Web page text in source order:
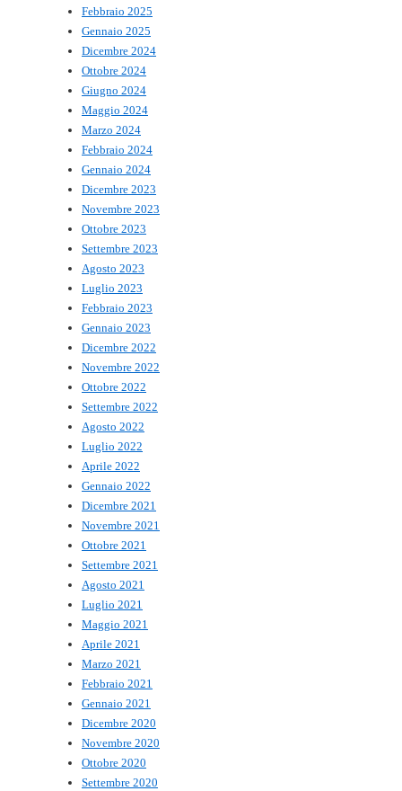
Febbraio 2025
Gennaio 2025
Dicembre 2024
Ottobre 2024
Giugno 2024
Maggio 2024
Marzo 2024
Febbraio 2024
Gennaio 2024
Dicembre 2023
Novembre 2023
Ottobre 2023
Settembre 2023
Agosto 2023
Luglio 2023
Febbraio 2023
Gennaio 2023
Dicembre 2022
Novembre 2022
Ottobre 2022
Settembre 2022
Agosto 2022
Luglio 2022
Aprile 2022
Gennaio 2022
Dicembre 2021
Novembre 2021
Ottobre 2021
Settembre 2021
Agosto 2021
Luglio 2021
Maggio 2021
Aprile 2021
Marzo 2021
Febbraio 2021
Gennaio 2021
Dicembre 2020
Novembre 2020
Ottobre 2020
Settembre 2020